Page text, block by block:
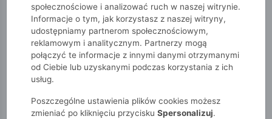
Monnari Zobacz wszystko Kurtki
Przejściowe
Kurtka z kwiatowym pikowaniem
społecznościowe i analizować ruch w naszej witrynie.
Informacje o tym, jak korzystasz z naszej witryny,
udostępniamy partnerom społecznościowym,
reklamowym i analitycznym. Partnerzy mogą
połączyć te informacje z innymi danymi otrzymanymi
od Ciebie lub uzyskanymi podczas korzystania z ich
usług.
Poszczególne ustawienia plików cookies możesz
zmieniać po kliknięciu przycisku Spersonalizuj.